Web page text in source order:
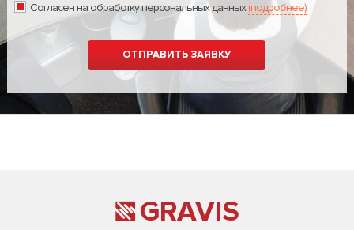
Согласен на обработку персональных данных(подробнее)
GRAVIS